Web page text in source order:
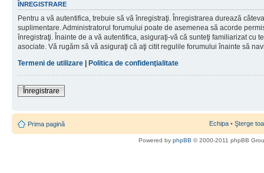
ÎNREGISTRARE
Pentru a vă autentifica, trebuie să vă înregistraţi. Înregistrarea durează
suplimentare. Administratorul forumului poate de asemenea să acorde
înregistraţi. Înainte de a vă autentifica, asiguraţi-vă că sunteţi familiarizat cu
asociate. Vă rugăm să vă asiguraţi că aţi citit regulile forumului înainte să
Termeni de utilizare | Politica de confidenţialitate
Înregistrare
Prima pagină Echipa • Şterge
Powered by phpBB © 2000-2011 phpBB